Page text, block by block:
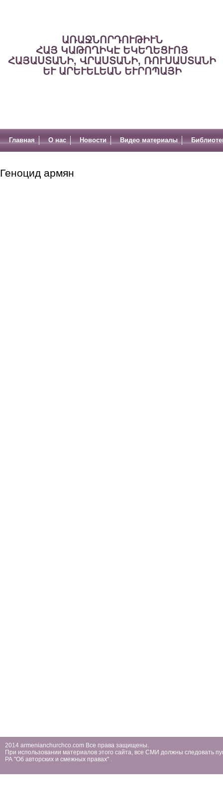
ԱՌԱՋՆՈՐԴՈՒԹԻՒՆ
ՀԱՅ ԿԱԹՈՂԻԿԷ ԵԿԵՂԵՑՒՈՅ
ՀԱՅԱՍՏԱՆԻ, ՎՐԱՍՏԱՆԻ, ՌՈՒՍԱՍՏԱՆԻ
ԵՒ ԱՐԵՒԵԼԵԱՆ ԵՒՐՈՊԱՅԻ
Главная О нас Новости Видео материалы
Геноцид армян
2014 armenianchurchco.com Все права защищены.
При использовании материалов этого сайта, все СМИ должны следовать
РА ''Об авторских и смежных правах'' .